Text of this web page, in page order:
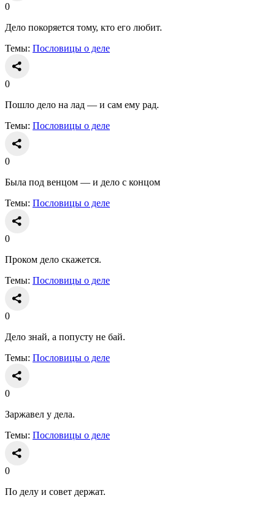
0
Дело покоряется тому, кто его любит.
Темы: Пословицы о деле
0
Пошло дело на лад — и сам ему рад.
Темы: Пословицы о деле
0
Была под венцом — и дело с концом
Темы: Пословицы о деле
0
Проком дело скажется.
Темы: Пословицы о деле
0
Дело знай, а попусту не бай.
Темы: Пословицы о деле
0
Заржавел у дела.
Темы: Пословицы о деле
0
По делу и совет держат.